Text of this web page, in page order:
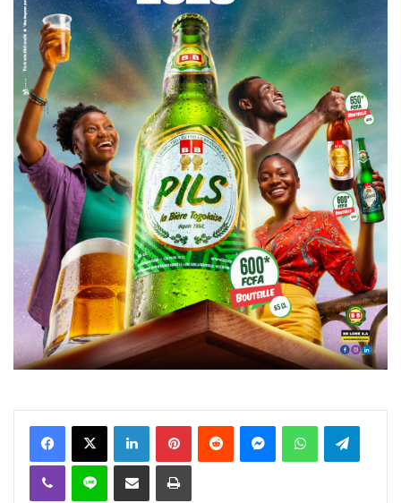
FacebookX Linkedin PinterestReddit MessengerWhatsAppTelegram
Viber Ligne Partager par email Imprimer